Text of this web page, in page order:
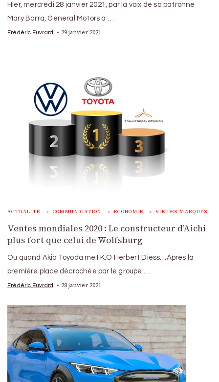
Hier, mercredi 28 janvier 2021, par la voix de sa patronne
Mary Barra, General Motors a …
Frédéric Euvrard 29 janvier 2021
ACTUALITÉ COMMUNICATION ECONOMIE VIE DES MARQUES
Ventes mondiales 2020 : Le constructeur d’Aichi
plus fort que celui de Wolfsburg
Ou quand Akio Toyoda met K.O Herbert Diess…Après la
première place décrochée par le groupe …
Frédéric Euvrard 28 janvier 2021